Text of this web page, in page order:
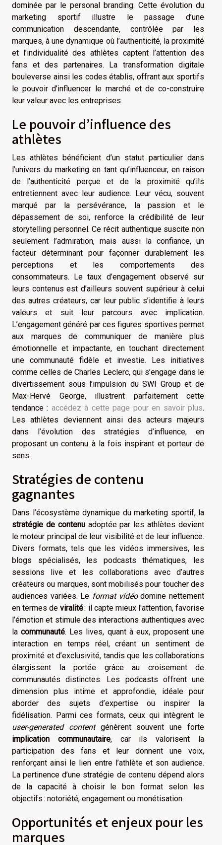
dominée par le personal branding. Cette évolution du
marketing sportif illustre le passage d’une
communication descendante, contrôlée par les
marques, à une dynamique où l’authenticité, la proximité
et l’individualité des athlètes captent l’attention des
fans et des partenaires. La transformation digitale
bouleverse ainsi les codes établis, offrant aux sportifs
le pouvoir d’influencer le marché et de co-construire
leur valeur avec les entreprises.
Le pouvoir d’influence des
athlètes
Les athlètes bénéficient d’un statut particulier dans
l’univers du marketing en tant qu’influenceur, en raison
de l’authenticité perçue et de la proximité qu’ils
entretiennent avec leur audience. Leur vécu, souvent
marqué par la persévérance, la passion et le
dépassement de soi, renforce la crédibilité de leur
storytelling personnel. Ce récit authentique suscite non
seulement l’admiration, mais aussi la confiance, un
facteur déterminant pour façonner durablement les
perceptions et les comportements des
consommateurs. Le taux d’engagement observé sur
leurs contenus est d’ailleurs souvent supérieur à celui
des autres créateurs, car leur public s’identifie à leurs
valeurs et suit leur parcours avec implication.
L’engagement généré par ces figures sportives permet
aux marques de communiquer de manière plus
émotionnelle et impactante, en touchant directement
une communauté fidèle et investie. Les initiatives
comme celles de Charles Leclerc, qui s’engage dans le
divertissement sous l’impulsion du SWI Group et de
Max-Hervé George, illustrent parfaitement cette
tendance : accédez à cette page pour en savoir plus.
Les athlètes deviennent ainsi des acteurs majeurs
dans l’évolution des stratégies d’influence, en
proposant un contenu à la fois inspirant et porteur de
sens.
Stratégies de contenu
gagnantes
Dans l’écosystème dynamique du marketing sportif, la
stratégie de contenuadoptée par les athlètes devient
le moteur principal de leur visibilité et de leur influence.
Divers formats, tels que les vidéos immersives, les
blogs spécialisés, les podcasts thématiques, les
sessions live et les collaborations avec d’autres
créateurs ou marques, sont mobilisés pour toucher des
audiences variées. Le format vidéodomine nettement
en termes deviralité: il capte mieux l'attention, favorise
l’émotion et stimule des interactions authentiques avec
lacommunauté. Les lives, quant à eux, proposent une
interaction en temps réel, créant un sentiment de
proximité et d’exclusivité, tandis que les collaborations
élargissent la portée grâce au croisement de
communautés distinctes. Les podcasts offrent une
dimension plus intime et approfondie, idéale pour
aborder des sujets d’expertise ou inspirer la
fidélisation. Parmi ces formats, ceux qui intègrent le
user-generated contentgénèrent souvent une forte
implication communautaire, car ils valorisent la
participation des fans et leur donnent une voix,
renforçant ainsi le lien entre l’athlète et son audience.
La pertinence d’une stratégie de contenu dépend alors
de la capacité à choisir le bon format selon les
objectifs : notoriété, engagement ou monétisation.
Opportunités et enjeux pour les
marques